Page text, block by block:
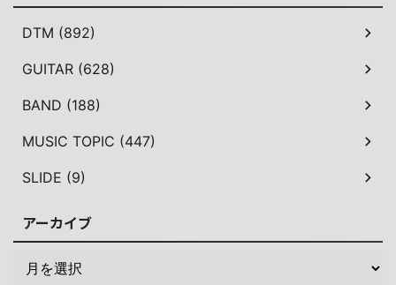
DTM (892)
GUITAR (628)
BAND (188)
MUSIC TOPIC (447)
SLIDE (9)
アーカイブ